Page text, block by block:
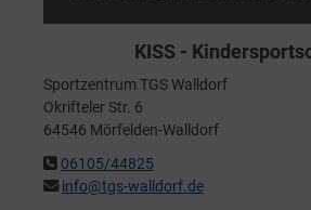
KISS -
Sportzentrum TGS Walldorf
Okrifteler Str. 6
64546 Mörfelden-Walldorf
06105/44825
info@tgs-walldorf.de